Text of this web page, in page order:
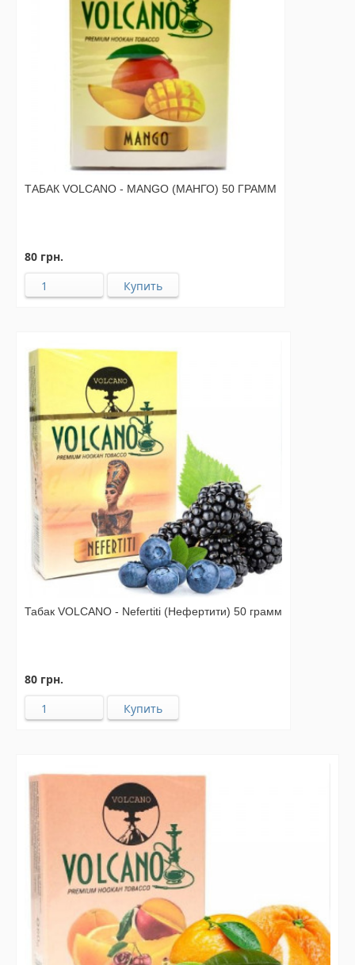
ТАБАК VOLCANO - MANGO (МАНГО) 50 ГРАММ
80 грн.
Табак VOLCANO - Nefertiti (Нефертити) 50 грамм
80 грн.